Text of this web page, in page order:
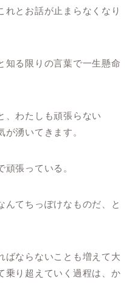
れとお話が止まらなくなり
知る限りの言葉で一生懸命
、わたしも頑張らない
湧いてきます。
張っている。
んてちっぽけなものだ、と
ばならないことも増えて大
乗り超えていく過程は、か